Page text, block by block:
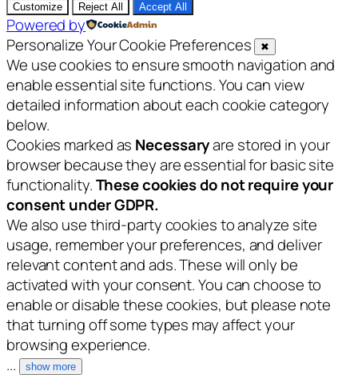
Customize Reject All Accept All
Powered by
Personalize Your Cookie Preferences
✖
We use cookies to ensure smooth navigation and
enable essential site functions. You can view
detailed information about each cookie category
below.
Cookies marked as Necessaryare stored in your
browser because they are essential for basic site
functionality.These cookies do not require your
consent under GDPR.
We also use third-party cookies to analyze site
usage, remember your preferences, and deliver
relevant content and ads. These will only be
activated with your consent. You can choose to
enable or disable these cookies, but please note
that turning off some types may affect your
browsing experience.
...
show more